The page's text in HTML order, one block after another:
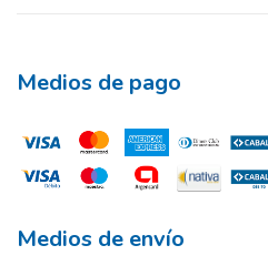
Medios de pago
Medios de envío